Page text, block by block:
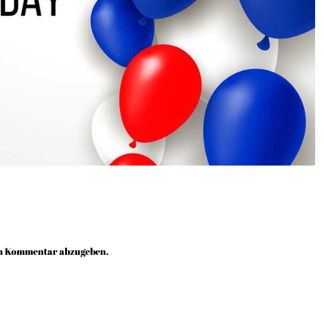
Kommentar abzugeben.